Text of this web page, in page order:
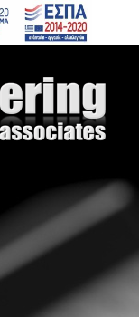
Η διαδικασία
υποδομής
κλίμακα,